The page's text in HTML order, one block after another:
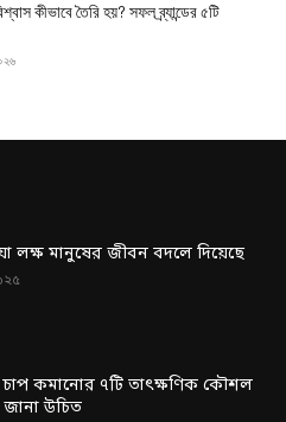
কীভাবে তৈরি হয়? সফল ব্র্যান্ডের ৫টি
লক্ষ মানুষের জীবন বদলে দিয়েছে
কমানোর ৭টি তাৎক্ষণিক কৌশল
জানা উচিত